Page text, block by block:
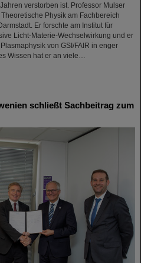
verstorben ist. Professor Mulser
Physik am Fachbereich
Er forschte am Institut für
Licht-Materie-Wechselwirkung und er
von GSI/FAIR in enger
Wissen hat er an viele…
schließt Sachbeitrag zum